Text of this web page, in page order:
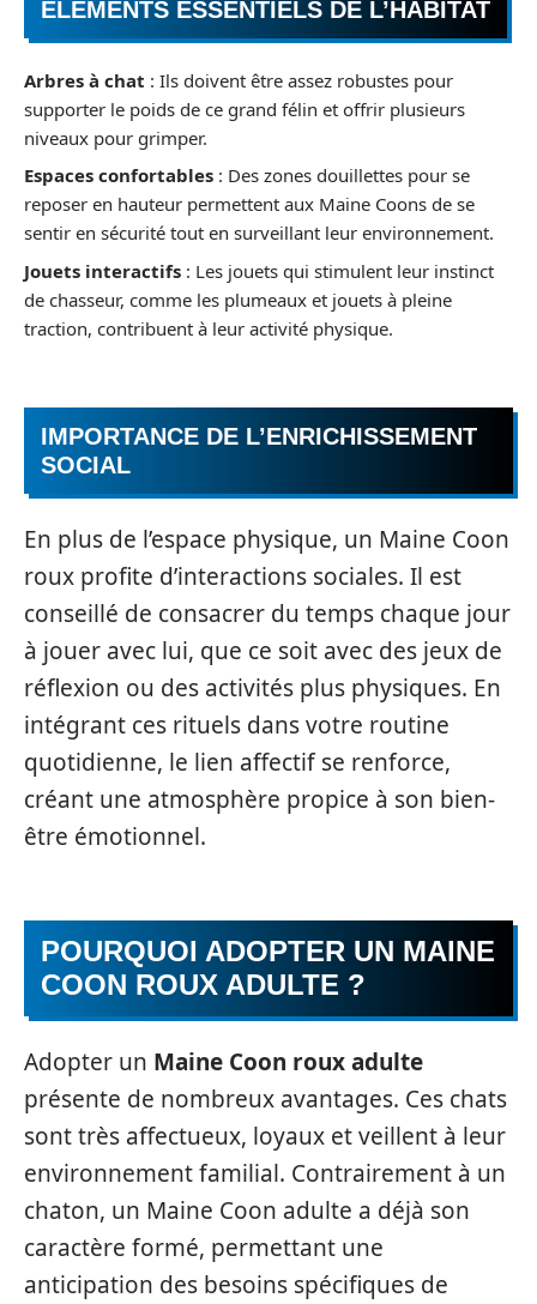
ÉLÉMENTS ESSENTIELS DE L’HABITAT
Arbres à chat : Ils doivent être assez robustes pour
supporter le poids de ce grand félin et offrir plusieurs
niveaux pour grimper.
Espaces confortables : Des zones douillettes pour se
reposer en hauteur permettent aux Maine Coons de se
sentir en sécurité tout en surveillant leur environnement.
Jouets interactifs : Les jouets qui stimulent leur instinct
de chasseur, comme les plumeaux et jouets à pleine
traction, contribuent à leur activité physique.
IMPORTANCE DE L’ENRICHISSEMENT
SOCIAL
En plus de l’espace physique, un Maine Coon
roux profite d’interactions sociales. Il est
conseillé de consacrer du temps chaque jour
à jouer avec lui, que ce soit avec des jeux de
réflexion ou des activités plus physiques. En
intégrant ces rituels dans votre routine
quotidienne, le lien affectif se renforce,
créant une atmosphère propice à son bien-
être émotionnel.
POURQUOI ADOPTER UN MAINE
COON ROUX ADULTE ?
Adopter un Maine Coon roux adulte
présente de nombreux avantages. Ces chats
sont très affectueux, loyaux et veillent à leur
environnement familial. Contrairement à un
chaton, un Maine Coon adulte a déjà son
caractère formé, permettant une
anticipation des besoins spécifiques de